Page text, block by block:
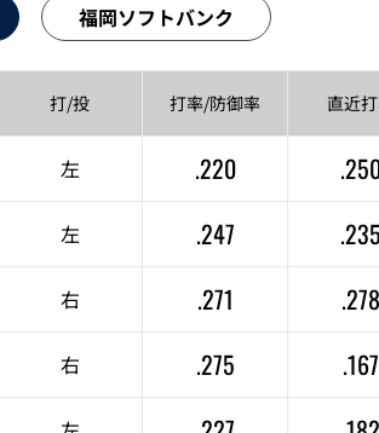
福岡ソフトバンク
打/投 打率/防御率 直近
左 .220
左 .247
.235
右 .271
.278
右 .275
.167